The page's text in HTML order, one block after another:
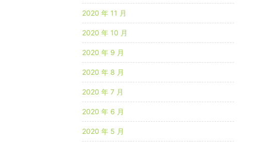
2020 年 11 月
2020 年 10 月
2020 年 9 月
2020 年 8 月
2020 年 7 月
2020 年 6 月
2020 年 5 月